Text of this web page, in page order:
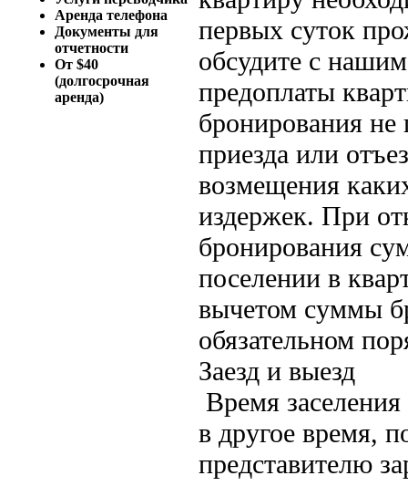
Аренда телефона
Документы для
отчетности
От $40
(долгосрочная
аренда)
первых суток
обсудите с
предоплаты
бронирования не
приезда или
возмещения
издержек. При
бронирования
поселении в
вычетом суммы
обязательном
Заезд и выезд
Время
в другое время,
представителю